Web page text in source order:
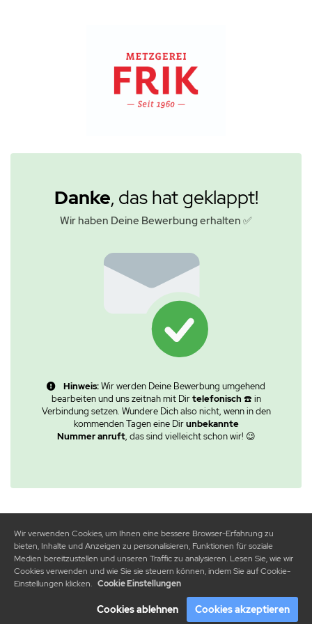
Danke, das hat geklappt!
Wir haben Deine Bewerbung erhalten ✅
Hinweis:Wir werden Deine Bewerbung umgehend
bearbeiten und uns zeitnah mit Dirtelefonisch ☎️ in
Verbindung setzen. Wundere Dich also nicht, wenn in den
kommenden Tagen eine Dirunbekannte
Nummer anruft, das sind vielleicht schon wir! 😉
Wir verwenden Cookies, um Ihnen eine bessere Browser-Erfahrung zu
bieten, Inhalte und Anzeigen zu personalisieren, Funktionen für soziale
Medien bereitzustellen und unseren Traffic zu analysieren. Lesen Sie, wie wir
Cookies verwenden und wie Sie sie steuern können, indem Sie auf Cookie-
Einstellungen klicken. Cookie Einstellungen
Cookies ablehnen Cookies akzeptieren